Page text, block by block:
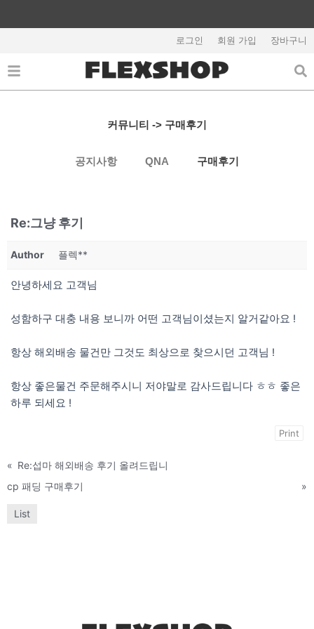
건
너
로그인 회원 가입 장바구니
커뮤니티 -> 구매후기
공지사항 QNA 구매후기
Re:그냥 후기
Author 플렉**
안녕하세요 고객님
성함하구 대충 내용 보니까 어떤 고객님이셨는지 알거같아요 !
항상 해외배송 물건만 그것도 최상으로 찾으시던 고객님 !
항상 좋은물건 주문해주시니 저야말로 감사드립니다 ㅎㅎ 좋은
하루 되세요 !
Print
« Re:섭마 해외배송 후기 올려드립니
cp 패딩 구매후기
»
List